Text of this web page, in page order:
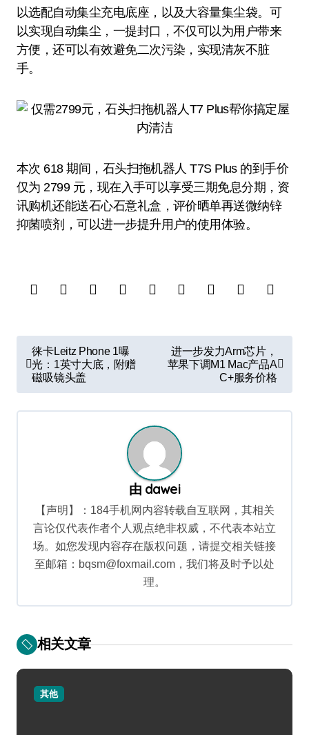
以选配自动集尘充电底座，以及大容量集尘袋。可
以实现自动集尘，一提封口，不仅可以为用户带来
方便，还可以有效避免二次污染，实现清灰不脏
手。
本次 618 期间，石头扫拖机器人 T7S Plus 的到手价
仅为 2799 元，现在入手可以享受三期免息分期，资
讯购机还能送石心石意礼盒，评价晒单再送微纳锌
抑菌喷剂，可以进一步提升用户的使用体验。
文
章
导
航
徕卡Leitz Phone 1曝
光：1英寸大底，附赠
磁吸镜头盖
进一步发力Arm芯片，
苹果下调M1 Mac产品A
C+服务价格
由 dawei
【声明】：184手机网内容转载自互联网，其相关
言论仅代表作者个人观点绝非权威，不代表本站立
场。如您发现内容存在版权问题，请提交相关链接
至邮箱：bqsm@foxmail.com，我们将及时予以处
理。
相关文章
其他